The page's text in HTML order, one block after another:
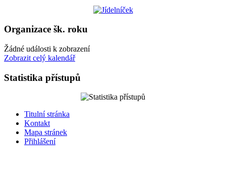
Organizace šk. roku
Žádné události k zobrazení
Zobrazit celý kalendář
Statistika přístupů
Titulní stránka
Kontakt
Mapa stránek
Přihlášení